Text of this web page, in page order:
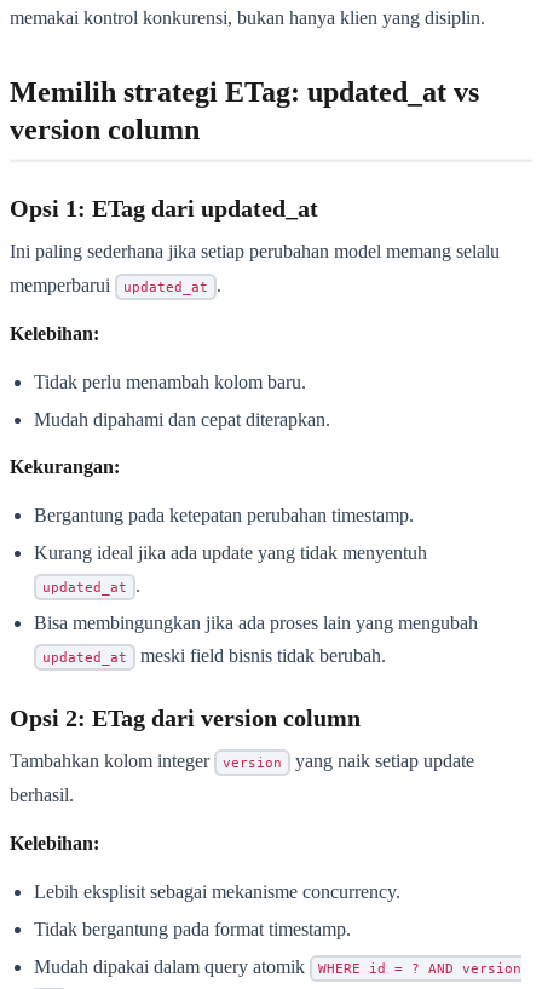
memakai kontrol konkurensi, bukan hanya klien yang disiplin.
Memilih strategi ETag: updated_at vs
version column
Opsi 1: ETag dari updated_at
Ini paling sederhana jika setiap perubahan model memang selalu
memperbarui
updated_at .
Kelebihan:
Tidak perlu menambah kolom baru.
Mudah dipahami dan cepat diterapkan.
Kekurangan:
Bergantung pada ketepatan perubahan timestamp.
Kurang ideal jika ada update yang tidak menyentuh
updated_at
.
Bisa membingungkan jika ada proses lain yang mengubah
updated_at meski field bisnis tidak berubah.
Opsi 2: ETag dari version column
Tambahkan kolom integer version
yang naik setiap update
berhasil.
Kelebihan:
Lebih eksplisit sebagai mekanisme concurrency.
Tidak bergantung pada format timestamp.
Mudah dipakai dalam query atomik
WHERE id = ? AND version